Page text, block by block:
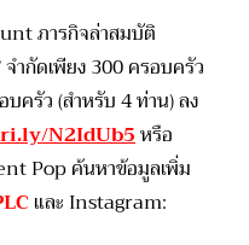
ภารกิจล่าสมบัติ
ำกัดเพียง 300 ครอบครัว
ครัว (สำหรับ 4 ท่าน) ลง
N2IdUb5หรือ
Pop ค้นหาข้อมูลเพิ่ม
และ Instagram: